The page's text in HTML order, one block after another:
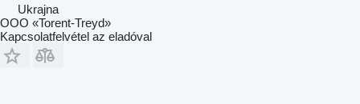
Ukrajna
OOO «Torent-Treyd»
Kapcsolatfelvétel az eladóval